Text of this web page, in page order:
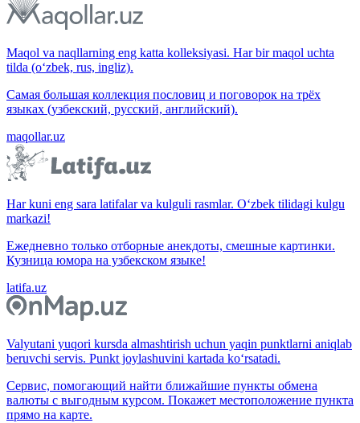
Maqol va naqllarning eng katta kolleksiyasi. Har bir maqol uchta
tilda (o‘zbek, rus, ingliz).
Самая большая коллекция пословиц и поговорок на трёх
языках (узбекский, русский, английский).
maqollar.uz
Har kuni eng sara latifalar va kulguli rasmlar. O‘zbek tilidagi kulgu
markazi!
Ежедневно только отборные анекдоты, смешные картинки.
Кузница юмора на узбекском языке!
latifa.uz
Valyutani yuqori kursda almashtirish uchun yaqin punktlarni aniqlab
beruvchi servis. Punkt joylashuvini kartada ko‘rsatadi.
Сервис, помогающий найти ближайшие пункты обмена
валюты с выгодным курсом. Покажет местоположение пункта
прямо на карте.